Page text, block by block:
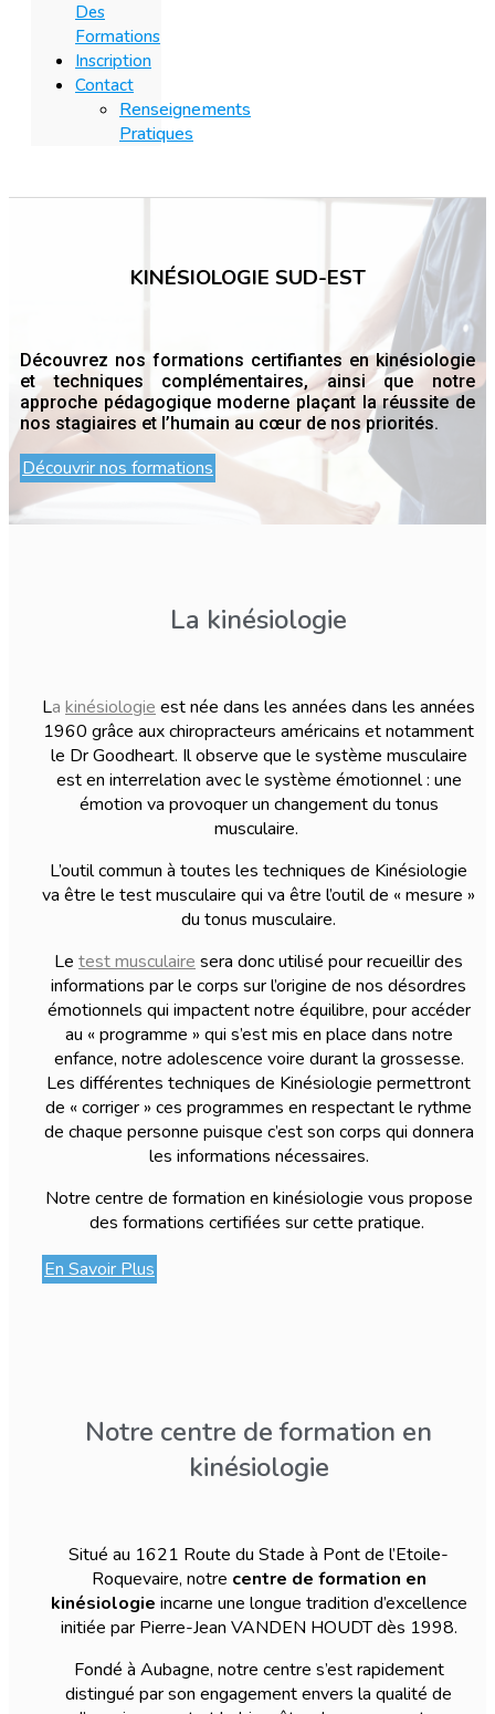
Des
Formations
Inscription
Contact
Renseignements
Pratiques
KINÉSIOLOGIE SUD-EST
Découvrez nos formations certifiantes en kinésiologie
et techniques complémentaires, ainsi que notre
approche pédagogique moderne plaçant la réussite de
nos stagiaires et l’humain au cœur de nos priorités.
Découvrir nos formations
La kinésiologie
La kinésiologie est née dans les années dans les années
1960 grâce aux chiropracteurs américains et notamment
le Dr Goodheart. Il observe que le système musculaire
est en interrelation avec le système émotionnel : une
émotion va provoquer un changement du tonus
musculaire.
L’outil commun à toutes les techniques de Kinésiologie
va être le test musculaire qui va être l’outil de « mesure »
du tonus musculaire.
Le test musculaire sera donc utilisé pour recueillir des
informations par le corps sur l’origine de nos désordres
émotionnels qui impactent notre équilibre, pour accéder
au « programme » qui s’est mis en place dans notre
enfance, notre adolescence voire durant la grossesse.
Les différentes techniques de Kinésiologie permettront
de « corriger » ces programmes en respectant le rythme
de chaque personne puisque c’est son corps qui donnera
les informations nécessaires.
Notre centre de formation en kinésiologie vous propose
des formations certifiées sur cette pratique.
En Savoir Plus
Notre centre de formation en
kinésiologie
Situé au 1621 Route du Stade à Pont de l’Etoile-
Roquevaire, notre centre de formation en
kinésiologie incarne une longue tradition d’excellence
initiée par Pierre-Jean VANDEN HOUDT dès 1998.
Fondé à Aubagne, notre centre s’est rapidement
distingué par son engagement envers la qualité de